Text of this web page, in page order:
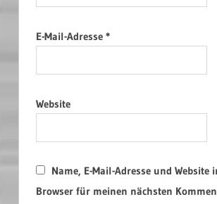
E-Mail-Adresse *
Website
Name, E-Mail-Adresse und Website
Browser für meinen nächsten